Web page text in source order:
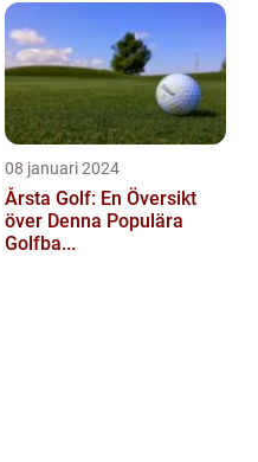
08 januari 2024
Årsta Golf: En Översikt
över Denna Populära
Golfba...